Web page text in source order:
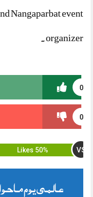
Nangaparbat event
organizer.
0
0
50% Likes VS
عالمی یوم